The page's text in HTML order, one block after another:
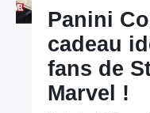
Panini
cadeau
fans de
Marvel !